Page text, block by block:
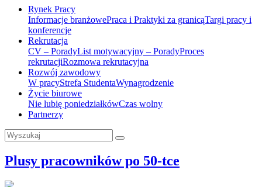
Rynek Pracy
Informacje branżowePraca i Praktyki za granicąTargi pracy i
konferencje
Rekrutacja
CV – PoradyList motywacyjny – PoradyProces
rekrutacjiRozmowa rekrutacyjna
Rozwój zawodowy
W pracyStrefa StudentaWynagrodzenie
Życie biurowe
Nie lubię poniedziałkówCzas wolny
Partnerzy
Plusy pracowników po 50-tce